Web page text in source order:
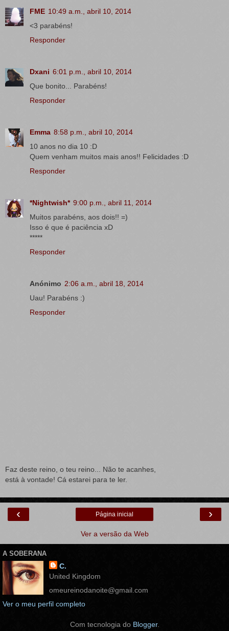
FME 10:49 a.m., abril 10, 2014
<3 parabéns!
Responder
Dxani 6:01 p.m., abril 10, 2014
Que bonito... Parabéns!
Responder
Emma 8:58 p.m., abril 10, 2014
10 anos no dia 10 :D
Quem venham muitos mais anos!! Felicidades :D
Responder
*Nightwish* 9:00 p.m., abril 11, 2014
Muitos parabéns, aos dois!! =)
Isso é que é paciência xD
*****
Responder
Anónimo 2:06 a.m., abril 18, 2014
Uau! Parabéns :)
Responder
Faz deste reino, o teu reino... Não te acanhes,
está à vontade! Cá estarei para te ler.
‹ ›
Página inicial
Ver a versão da Web
A SOBERANA
C.
United Kingdom
omeureinodanoite@gmail.com
Ver o meu perfil completo
Com tecnologia do Blogger.